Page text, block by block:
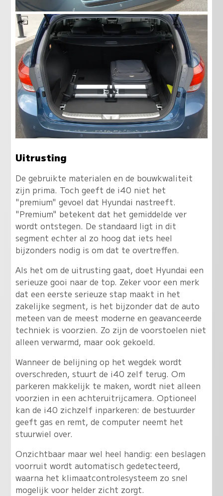
Uitrusting
De gebruikte materialen en de bouwkwaliteit
zijn prima. Toch geeft de i40 niet het
"premium" gevoel dat Hyundai nastreeft.
"Premium" betekent dat het gemiddelde ver
wordt ontstegen. De standaard ligt in dit
segment echter al zo hoog dat iets heel
bijzonders nodig is om dat te overtreffen.
Als het om de uitrusting gaat, doet Hyundai een
serieuze gooi naar de top. Zeker voor een merk
dat een eerste serieuze stap maakt in het
zakelijke segment, is het bijzonder dat de auto
meteen van de meest moderne en geavanceerde
techniek is voorzien. Zo zijn de voorstoelen niet
alleen verwarmd, maar ook gekoeld.
Wanneer de belijning op het wegdek wordt
overschreden, stuurt de i40 zelf terug. Om
parkeren makkelijk te maken, wordt niet alleen
voorzien in een achteruitrijcamera. Optioneel
kan de i40 zichzelf inparkeren: de bestuurder
geeft gas en remt, de computer neemt het
stuurwiel over.
Onzichtbaar maar wel heel handig: een beslagen
voorruit wordt automatisch gedetecteerd,
waarna het klimaatcontrolesysteem zo snel
mogelijk voor helder zicht zorgt.